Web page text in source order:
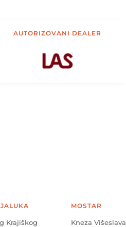
AUTORIZOVANI DEALER
Krajiškog
MOSTAR
Kneza Višeslava